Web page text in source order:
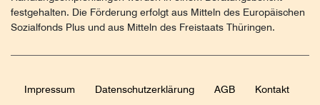
festgehalten. Die Förderung erfolgt aus Mitteln des Europäischen
Sozialfonds Plus und aus Mitteln des Freistaats Thüringen.
Impressum Daten­schutz­erklärung AGB Kontakt